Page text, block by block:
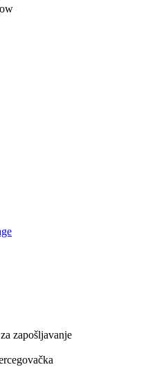
zapošljavanje